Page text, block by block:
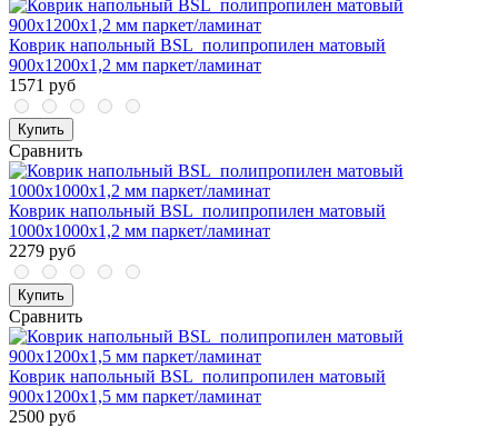
Коврик напольный BSL_полипропилен матовый
900х1200х1,2 мм паркет/ламинат
1571 руб
Купить
Сравнить
Коврик напольный BSL_полипропилен матовый
1000х1000х1,2 мм паркет/ламинат
2279 руб
Купить
Сравнить
Коврик напольный BSL_полипропилен матовый
900х1200х1,5 мм паркет/ламинат
2500 руб